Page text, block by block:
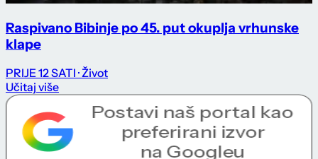
Raspivano Bibinje po 45. put okuplja vrhunske
klape
PRIJE 12 SATI · Život
Učitaj više